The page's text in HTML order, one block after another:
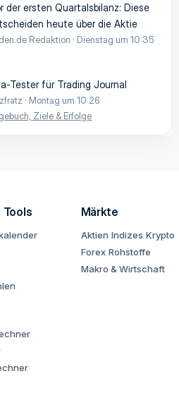
der ersten Quartalsbilanz: Diese
heute über die Aktie
Redaktion
Dienstag um 10:35
Tester für Trading Journal
Montag um 10:26
Ziele & Erfolge
Tools Märkte
Aktien Indizes Krypto
Forex Rohstoffe
Makro & Wirtschaft